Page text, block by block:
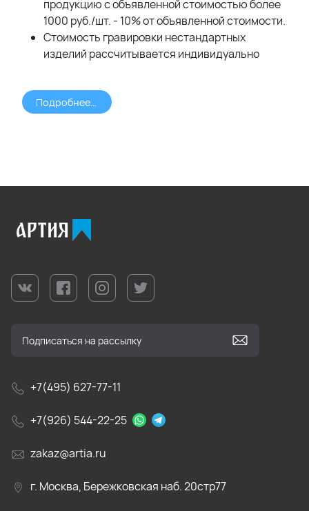
продукцию с объявленной стоимостью более
1000 руб./шт. - 10% от объявленной стоимости.
Стоимость гравировки нестандартных
изделий рассчитывается индивидуально
+7(495) 627-77-11
+7(926) 544-22-25
zakaz@artia.ru
г. Москва, Бережковская наб. 20стр77